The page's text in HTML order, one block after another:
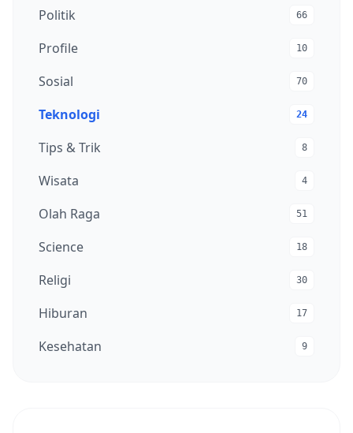
Politik 66
Profile 10
Sosial 70
Teknologi 24
Tips & Trik 8
Wisata 4
Olah Raga 51
Science 18
Religi 30
Hiburan 17
Kesehatan 9